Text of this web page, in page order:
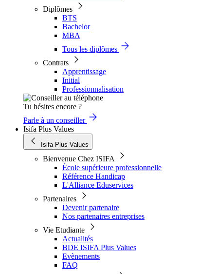
Diplômes
BTS
Bachelor
MBA
Tous les diplômes
Contrats
Apprentissage
Initial
Professionnalisation
Tu hésites encore ?
Parle à un conseiller
Isifa Plus Values
Isifa Plus Values
Bienvenue Chez ISIFA
École supérieure professionnelle
Référence Handicap
L'Alliance Eduservices
Partenaires
Devenir partenaire
Nos partenaires entreprises
Vie Etudiante
Actualités
BDE ISIFA Plus Values
Evènements
FAQ